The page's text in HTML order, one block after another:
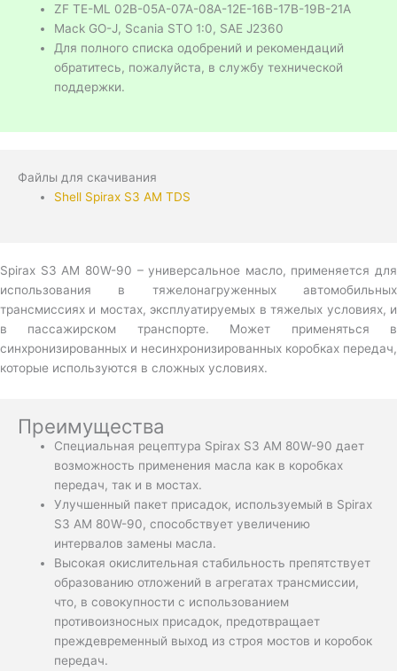
ZF TE-ML 02B-05A-07A-08A-12E-16B-17B-19B-21A
Mack GO-J, Scania STO 1:0, SAE J2360
Для полного списка одобрений и рекомендаций
обратитесь, пожалуйста, в службу технической
поддержки.
Файлы для скачивания
Shell Spirax S3 AM TDS
Spirax S3 AM 80W-90 – универсальное масло, применяется для
использования в тяжелонагруженных автомобильных
трансмиссиях и мостах, эксплуатируемых в тяжелых условиях, и
в пассажирском транспорте. Может применяться в
синхронизированных и несинхронизированных коробках передач,
которые используются в сложных условиях.
Преимущества
Специальная рецептура Spirax S3 AM 80W-90 дает
возможность применения масла как в коробках
передач, так и в мостах.
Улучшенный пакет присадок, используемый в Spirax
S3 AM 80W-90, способствует увеличению
интервалов замены масла.
Высокая окислительная стабильность препятствует
образованию отложений в агрегатах трансмиссии,
что, в совокупности с использованием
противоизносных присадок, предотвращает
преждевременный выход из строя мостов и коробок
передач.